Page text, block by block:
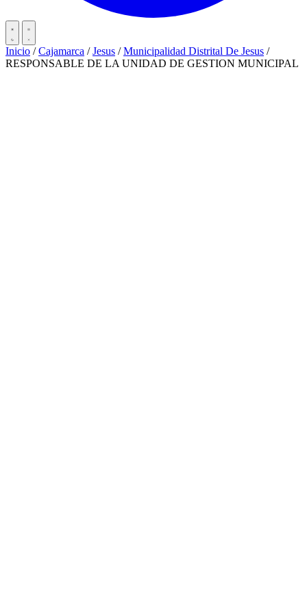
Inicio / Cajamarca / Jesus / Municipalidad Distrital De Jesus /
RESPONSABLE DE LA UNIDAD DE GESTION MUNICIPAL